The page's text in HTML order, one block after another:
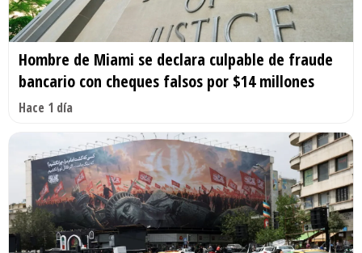
Hombre de Miami se declara culpable de fraude
bancario con cheques falsos por $14 millones
Hace 1 día